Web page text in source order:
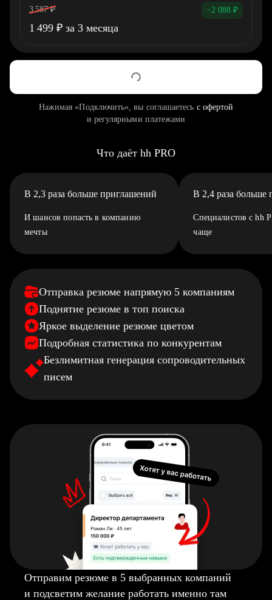
3 587 ₽ −2 088 ₽
1 499 ₽ за 3 месяца
Нажимая «Подключить», вы соглашаетесь с офертой
и регулярными платежами
Что даёт hh PRO
В 2,3 раза больше приглашений
И шансов попасть в компанию
мечты
В 2,4 раза больше
Специалистов с hh
чаще
Отправка резюме напрямую 5 компаниям
Поднятие резюме в топ поиска
Яркое выделение резюме цветом
Подробная статистика по конкурентам
Безлимитная генерация сопроводительных
писем
Отправим резюме в 5 выбранных компаний
и подсветим желание работать именно там